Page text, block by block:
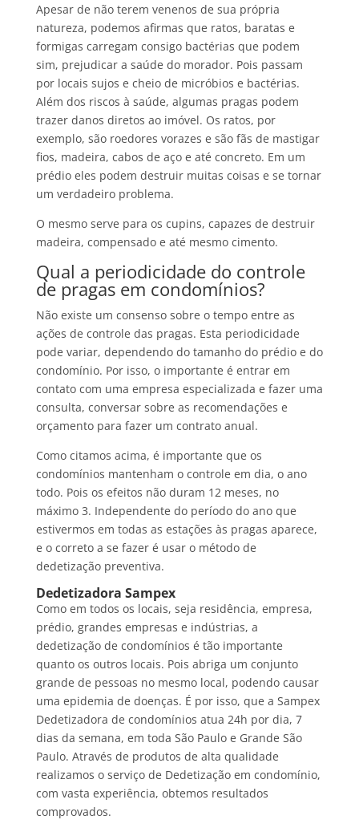
Apesar de não terem venenos de sua própria
natureza, podemos afirmas que ratos, baratas e
formigas carregam consigo bactérias que podem
sim, prejudicar a saúde do morador. Pois passam
por locais sujos e cheio de micróbios e bactérias.
Além dos riscos à saúde, algumas pragas podem
trazer danos diretos ao imóvel. Os ratos, por
exemplo, são roedores vorazes e são fãs de mastigar
fios, madeira, cabos de aço e até concreto. Em um
prédio eles podem destruir muitas coisas e se tornar
um verdadeiro problema.
O mesmo serve para os cupins, capazes de destruir
madeira, compensado e até mesmo cimento.
Qual a periodicidade do controle
de pragas em condomínios?
Não existe um consenso sobre o tempo entre as
ações de controle das pragas. Esta periodicidade
pode variar, dependendo do tamanho do prédio e do
condomínio. Por isso, o importante é entrar em
contato com uma empresa especializada e fazer uma
consulta, conversar sobre as recomendações e
orçamento para fazer um contrato anual.
Como citamos acima, é importante que os
condomínios mantenham o controle em dia, o ano
todo. Pois os efeitos não duram 12 meses, no
máximo 3. Independente do período do ano que
estivermos em todas as estações às pragas aparece,
e o correto a se fazer é usar o método de
dedetização preventiva.
Dedetizadora Sampex
Como em todos os locais, seja residência, empresa,
prédio, grandes empresas e indústrias, a
dedetização de condomínios é tão importante
quanto os outros locais. Pois abriga um conjunto
grande de pessoas no mesmo local, podendo causar
uma epidemia de doenças. É por isso, que a Sampex
Dedetizadora de condomínios atua 24h por dia, 7
dias da semana, em toda São Paulo e Grande São
Paulo. Através de produtos de alta qualidade
realizamos o serviço de Dedetização em condomínio,
com vasta experiência, obtemos resultados
comprovados.